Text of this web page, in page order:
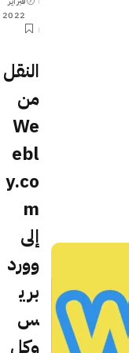
2022
النقل
من
We
ebl
y.co
m
إلى
وورد
بري
س
وكل